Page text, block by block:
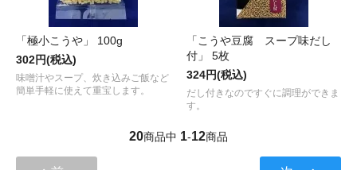
「極小こうや」 100g
302円(税込)
味噌汁やスープ、炊き込みご飯など
簡単手軽に使えて重宝します。
「こうや豆腐 スープ味だし
付」 5枚
324円(税込)
だし付きなのですぐに調理ができま
す。
20商品中 1-12商品